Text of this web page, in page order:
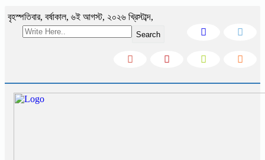
বৃহস্পতিবার, বর্ষাকাল, ৬ই আগস্ট, ২০২৬ খ্রিস্টাব্দ,
Search